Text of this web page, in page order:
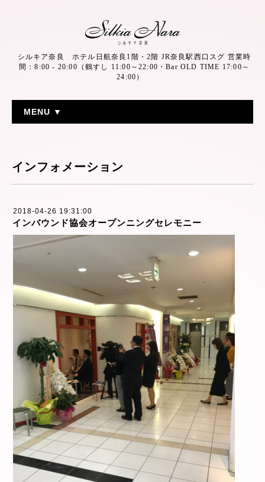
シルキア奈良 ホテル日航奈良1階・2階 JR奈良駅西口スグ 営業時
間：8:00 - 20:00（鶴すし 11:00～22:00・Bar OLD TIME 17:00～
24:00）
MENU ▼
インフォメーション
2018-04-26 19:31:00
インバウンド協会オープンニングセレモニー